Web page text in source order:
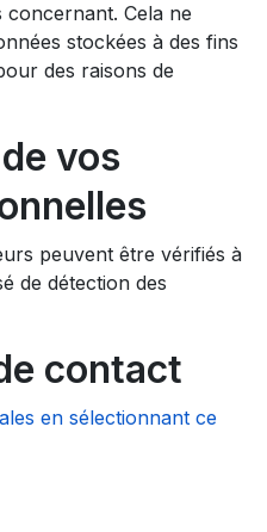
Cela ne
stockées à des fins
des raisons de
vos
peuvent être vérifiés à
de détection des
contact
en sélectionnant ce